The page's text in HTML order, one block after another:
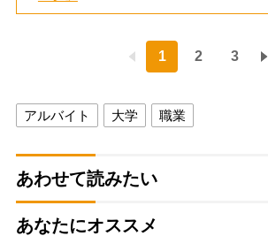
1 2 3
アルバイト 大学 職業
あわせて読みたい
あなたにオススメ